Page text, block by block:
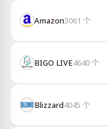
Amazon3061 个
BIGO LIVE4640个
Blizzard4045 个